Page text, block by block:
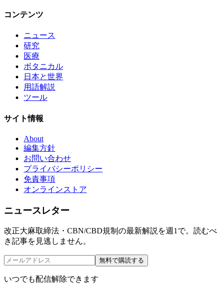
コンテンツ
ニュース
研究
医療
ボタニカル
日本と世界
用語解説
ツール
サイト情報
About
編集方針
お問い合わせ
プライバシーポリシー
免責事項
オンラインストア
ニュースレター
改正大麻取締法・CBN/CBD規制の最新解説を週1で。読むべ
き記事を見逃しません。
無料で購読する
いつでも配信解除できます